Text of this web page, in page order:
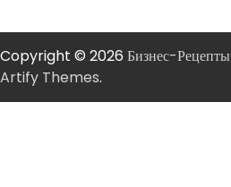
Copyright © 2026 Бизнес-Рецепты
Artify Themes.